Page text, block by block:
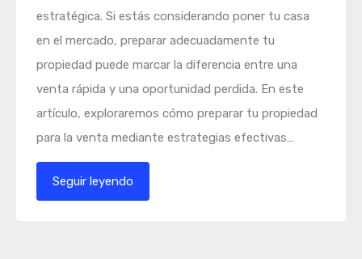
estratégica. Si estás considerando poner tu casa
en el mercado, preparar adecuadamente tu
propiedad puede marcar la diferencia entre una
venta rápida y una oportunidad perdida. En este
artículo, exploraremos cómo preparar tu propiedad
para la venta mediante estrategias efectivas…
Seguir leyendo